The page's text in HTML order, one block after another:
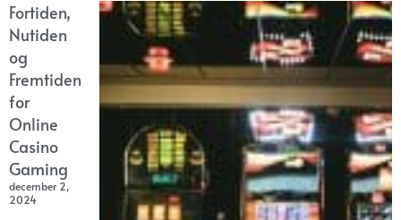
Fortiden,
Nutiden
og
Fremtiden
for
Online
Casino
Gaming
december 2,
2024